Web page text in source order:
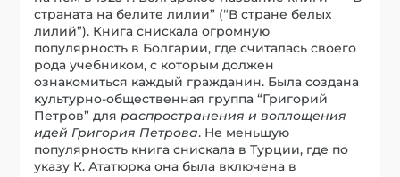
страната на белите лилии” (“В стране белых
лилий”). Книга снискала огромную
популярность в Болгарии, где считалась своего
рода учебником, с которым должен
ознакомиться каждый гражданин. Была создана
культурно-общественная группа “Григорий
Петров” дляраспространения и воплощения
идей Григория Петрова. Не меньшую
популярность книга снискала в Турции, где по
указу К. Ататюрка она была включена в